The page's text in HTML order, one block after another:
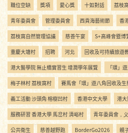
職位空缺 獎項 愛心獎 十如對話 荔枝
青年委員會 管理委員會 西貢海藝術節 香
荔枝窩自然管理協議 慈善午宴 S+高峰會暨博
重慶大塘村 招聘 河北 回收及可持續旅遊
港大醫學院 無止橋實習生 增潤學年展覽 「環」
梅子林村 荔枝窩村 賽馬會「環」遊八角回收及
義工活動 沙頭角 榕樹凹村 香港中文大學 港
服務研習 香港大學 馬岔村 清峪村 青年委員會，
公共衛生 慈善越野跑 BorderGo2026 親